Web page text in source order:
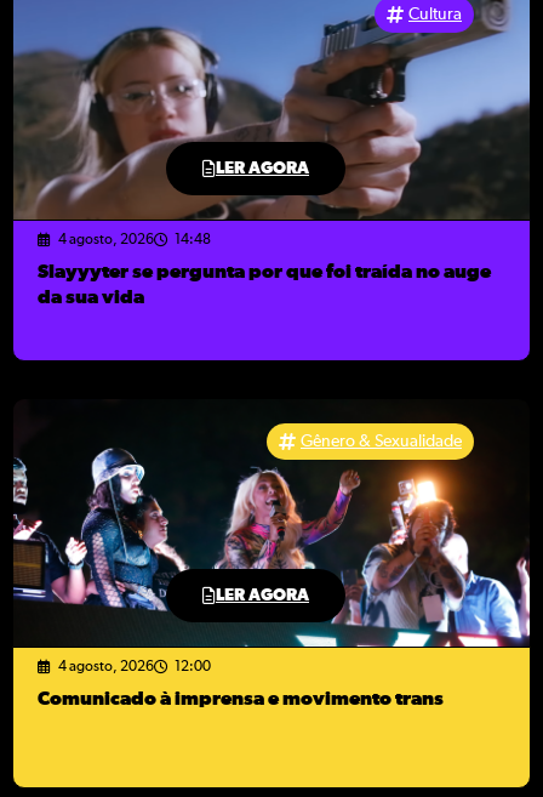
LER AGORA
Cultura
4 agosto, 2026 14:48
Slayyyter se pergunta por que foi traída no auge
da sua vida
LER AGORA
Gênero & Sexualidade
4 agosto, 2026 12:00
Comunicado à imprensa e movimento trans